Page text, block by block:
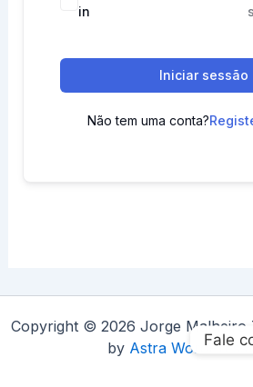
in
Iniciar sessão
Não tem uma conta?
Copyright © 2026 Jorge Malheiro
by Astra WordPress
Fale